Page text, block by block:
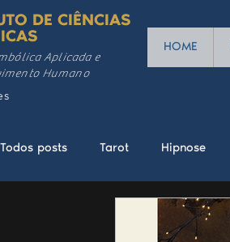
DE CIÊNCIAS
Aplicada e
Humano
HOME
Todos posts Tarot Hipnose